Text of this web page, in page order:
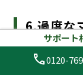
6.過度な
さらに、過度な
サポート
call0120-